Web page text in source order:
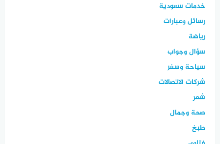
خدمات سعودية
رسائل وعبارات
رياضة
سؤال وجواب
سياحة وسفر
شركات الاتصالات
شعر
صحة وجمال
طبخ